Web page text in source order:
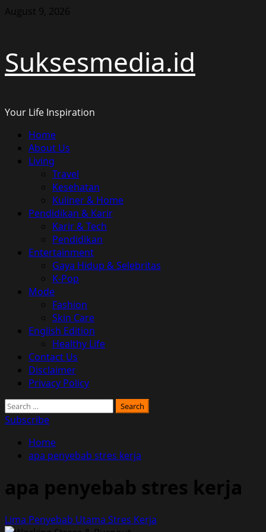
Skip
August 9, 2026
Suksesmedia.id
Your Life Inspiration
Primary
Menu
Home
About Us
Living
Travel
Kesehatan
Kuliner & Home
Pendidikan & Karir
Karir & Tech
Pendidikan
Entertainment
Gaya Hidup & Selebritas
K-Pop
Mode
Fashion
Skin Care
English Edition
Healthy Life
Contact Us
Disclaimer
Privacy Policy
Search
for:
Subscribe
Home
apa penyebab stres kerja
apa penyebab stres kerja
Lima Penyebab Utama Stres Kerja